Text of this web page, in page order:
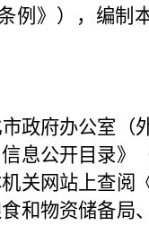
例》），编制
政府办公室（
息公开目录》
关网站上查阅
和物资储备局